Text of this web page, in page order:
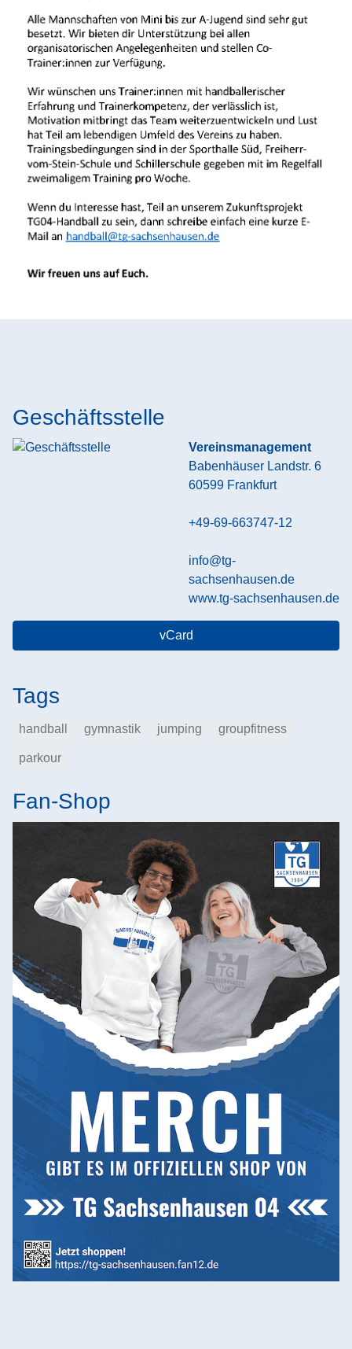
Geschäftsstelle
Vereinsmanagement
Babenhäuser Landstr. 6
60599 Frankfurt
+49-69-663747-12
info@tg-
sachsenhausen.de
www.tg-sachsenhausen.de
vCard
Tags
handball gymnastik jumping groupfitness
parkour
Fan-Shop